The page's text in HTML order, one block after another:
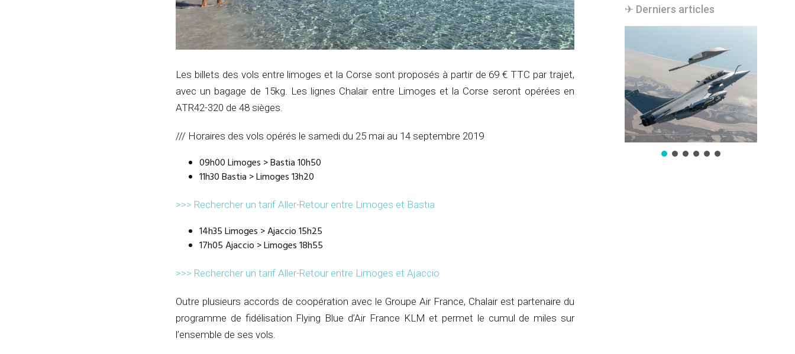
Les billets des vols entre limoges et la Corse sont proposés à partir de 69 € TTC par trajet,
avec un bagage de 15kg. Les lignes Chalair entre Limoges et la Corse seront opérées en
ATR42-320 de 48 sièges.
/// Horaires des vols opérés le samedi du 25 mai au 14 septembre 2019
09h00 Limoges > Bastia 10h50
11h30 Bastia > Limoges 13h20
>>> Rechercher un tarif Aller-Retour entre Limoges et Bastia
14h35 Limoges > Ajaccio 15h25
17h05 Ajaccio > Limoges 18h55
>>> Rechercher un tarif Aller-Retour entre Limoges et Ajaccio
Outre plusieurs accords de coopération avec le Groupe Air France, Chalair est partenaire du
programme de fidélisation Flying Blue d’Air France KLM et permet le cumul de miles sur
l’ensemble de ses vols.
✈︎ Derniers articles